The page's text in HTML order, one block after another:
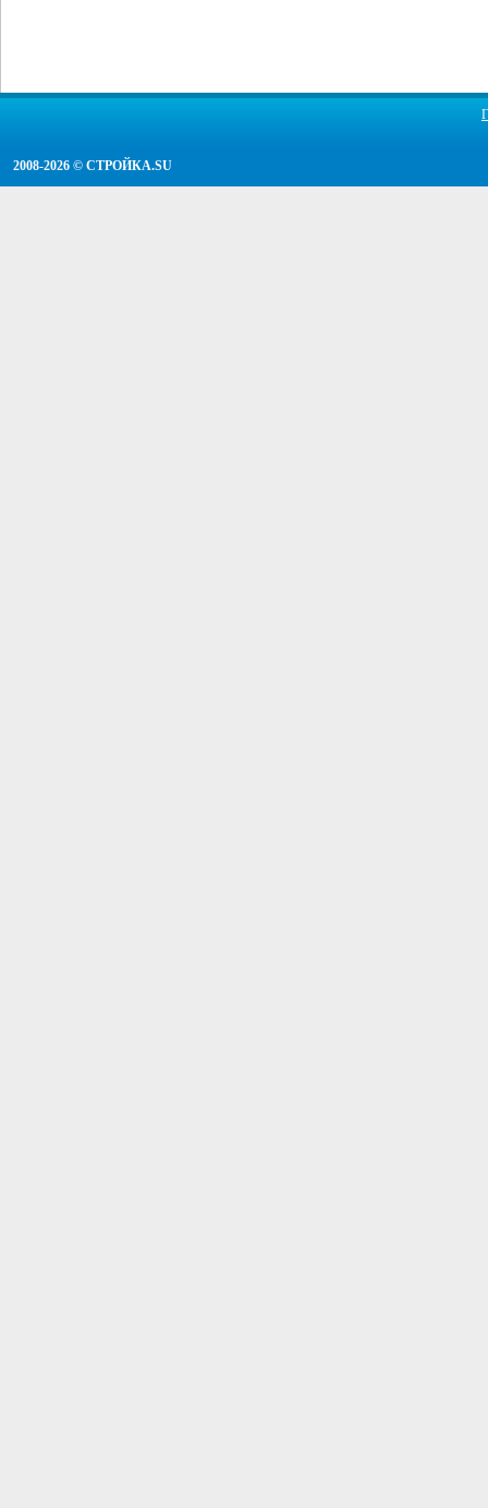
2008-2026 © СТРОЙКА.SU